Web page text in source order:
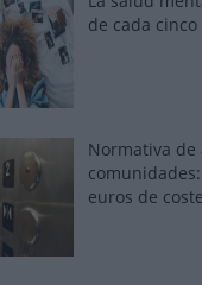
de cada
Normativa de
euros de